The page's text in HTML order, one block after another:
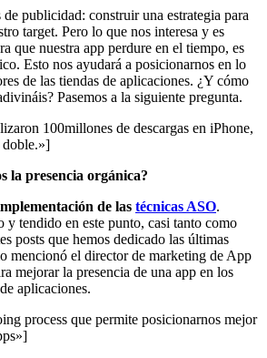
de publicidad: construir una estrategia para
target. Pero lo que nos interesa y es
que nuestra app perdure en el tiempo, es
Esto nos ayudará a posicionarnos en lo
de las tiendas de aplicaciones. ¿Y cómo
Pasemos a la siguiente pregunta.
100millones de descargas en iPhone,
doble.»]
la presencia orgánica?
de las técnicas ASO.
y tendido en este punto, casi tanto como
posts que hemos dedicado las últimas
mencionó el director de marketing de App
mejorar la presencia de una app en los
aplicaciones.
process que permite posicionarnos mejor